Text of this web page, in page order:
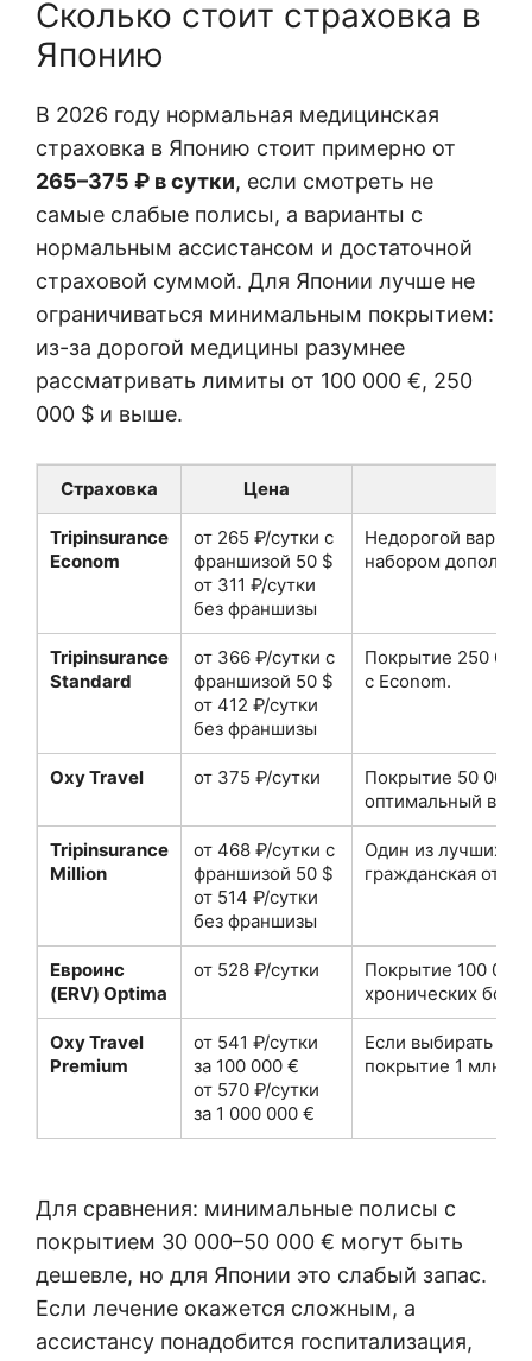
Сколько стоит страховка в
Японию
В 2026 году нормальная медицинская
страховка в Японию стоит примерно от
265–375 ₽ в сутки, если смотреть не
самые слабые полисы, а варианты с
нормальным ассистансом и достаточной
страховой суммой. Для Японии лучше не
ограничиваться минимальным покрытием:
из-за дорогой медицины разумнее
рассматривать лимиты от 100 000 €, 250
000 $ и выше.
Страховка Цена
Tripinsurance
Econom
от 265 ₽/сутки с
франшизой 50 $
от 311 ₽/сутки
без франшизы
Недорогой
набором
Tripinsurance
Standard
от 366 ₽/сутки с
франшизой 50 $
от 412 ₽/сутки
без франшизы
Покрытие 250
с Econom.
Oxy Travel от 375 ₽/сутки
Покрытие 50 000
оптимальный
Tripinsurance
Million
от 468 ₽/сутки с
франшизой 50 $
от 514 ₽/сутки
без франшизы
Один из лучших
гражданская
Евроинс
(ERV) Optima
от 528 ₽/сутки
Покрытие 100
хронических
Oxy Travel
Premium
от 541 ₽/сутки
за 100 000 €
от 570 ₽/сутки
за 1 000 000 €
Если выбирать
покрытие 1 млн €:
Для сравнения: минимальные полисы с
покрытием 30 000–50 000 € могут быть
дешевле, но для Японии это слабый запас.
Если лечение окажется сложным, а
ассистансу понадобится госпитализация,